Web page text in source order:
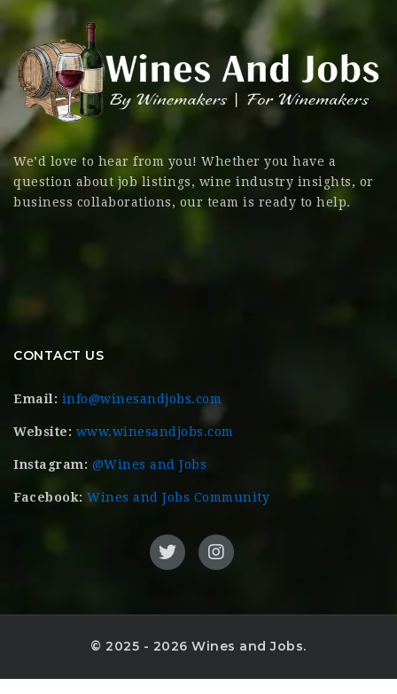
We’d love to hear from you! Whether you have a
question about job listings, wine industry insights, or
business collaborations, our team is ready to help.
CONTACT US
Email: info@winesandjobs.com
Website: www.winesandjobs.com
Instagram: @Wines and Jobs
Facebook: Wines and Jobs Community
© 2025 - 2026 Wines and Jobs.